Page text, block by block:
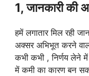
1, जानकारी की
हमें लगातार मिल रही
अक्सर अभिभूत करने
कभी कभी , निर्णय लेने
में कमी का कारण बन